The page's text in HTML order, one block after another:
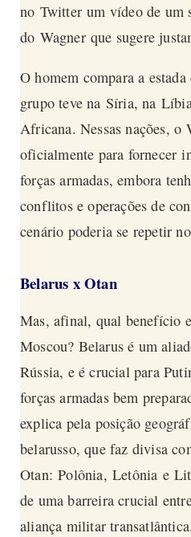
no Twitter um vídeo de um
do Wagnerque sugere
O homem compara a
grupo teve na Síria, na
Africana. Nessas nações, o
oficialmente para fornecer
forças armadas, embora
conflitos e operações de
cenário poderia se repetir
Belarus x Otan
Mas, afinal, qual benefício
Moscou? Belarus é um
Rússia, e é crucial para
forças armadas bem
explica pela posição
belarusso, que faz divisa
Otan: Polônia, Letônia e
de uma barreira crucial
aliança militar transatlântica.